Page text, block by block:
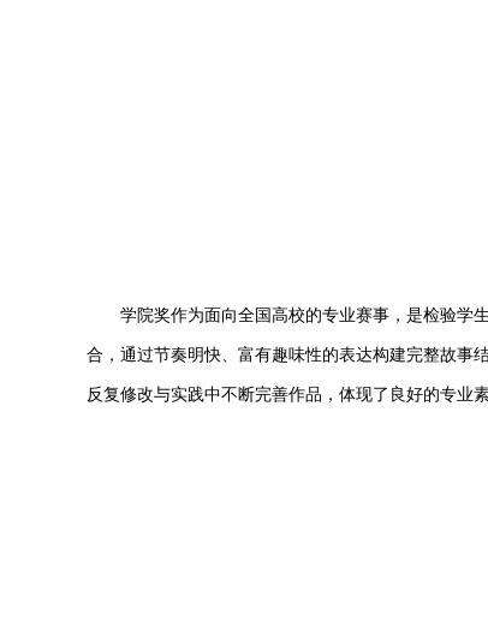
学院奖作为面向全国高校的专业赛事，是检验学
合，通过节奏明快、富有趣味性的表达构建完整故事
反复修改与实践中不断完善作品，体现了良好的专业